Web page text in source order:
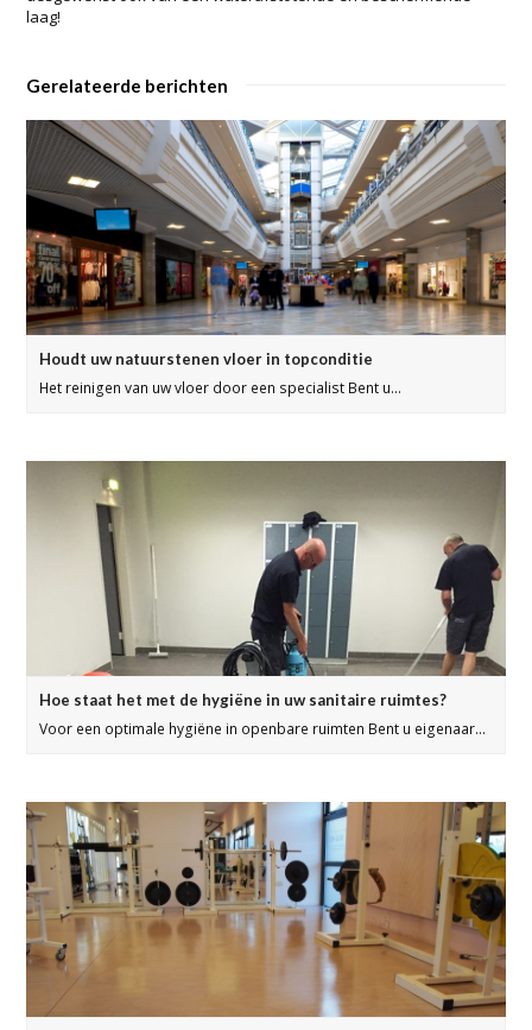
laag!
Gerelateerde berichten
Houdt uw natuurstenen vloer in topconditie
Het reinigen van uw vloer door een specialist Bent u…
Hoe staat het met de hygiëne in uw sanitaire ruimtes?
Voor een optimale hygiëne in openbare ruimten Bent u eigenaar…